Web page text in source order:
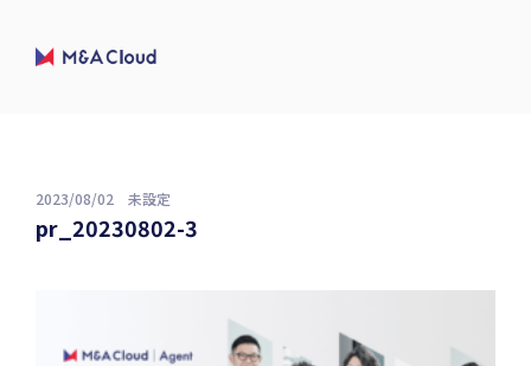
2023/08/02 未設定
pr_20230802-3